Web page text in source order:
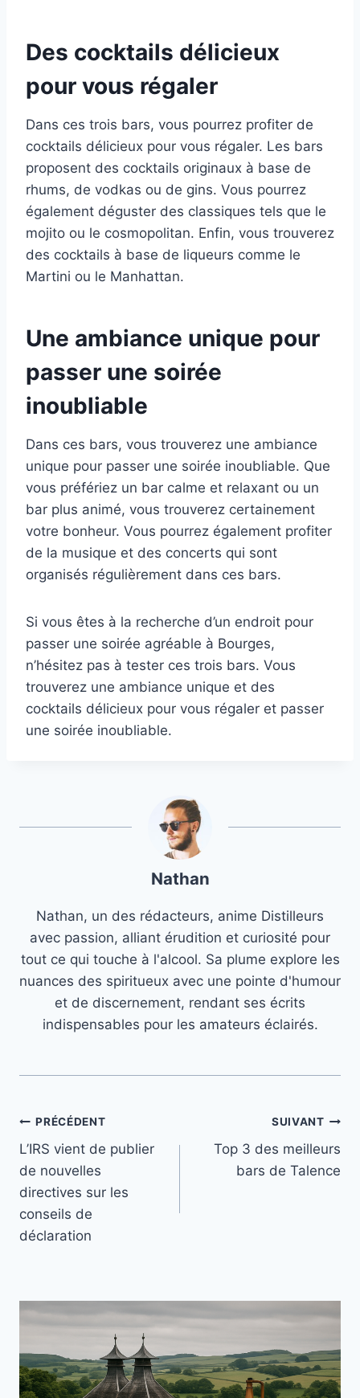
Des cocktails délicieux
pour vous régaler
Dans ces trois bars, vous pourrez profiter de
cocktails délicieux pour vous régaler. Les bars
proposent des cocktails originaux à base de
rhums, de vodkas ou de gins. Vous pourrez
également déguster des classiques tels que le
mojito ou le cosmopolitan. Enfin, vous trouverez
des cocktails à base de liqueurs comme le
Martini ou le Manhattan.
Une ambiance unique pour
passer une soirée
inoubliable
Dans ces bars, vous trouverez une ambiance
unique pour passer une soirée inoubliable. Que
vous préfériez un bar calme et relaxant ou un
bar plus animé, vous trouverez certainement
votre bonheur. Vous pourrez également profiter
de la musique et des concerts qui sont
organisés régulièrement dans ces bars.
Si vous êtes à la recherche d’un endroit pour
passer une soirée agréable à Bourges,
n’hésitez pas à tester ces trois bars. Vous
trouverez une ambiance unique et des
cocktails délicieux pour vous régaler et passer
une soirée inoubliable.
Nathan
Nathan, un des rédacteurs, anime Distilleurs
avec passion, alliant érudition et curiosité pour
tout ce qui touche à l'alcool. Sa plume explore les
nuances des spiritueux avec une pointe d'humour
et de discernement, rendant ses écrits
indispensables pour les amateurs éclairés.
Navigation
de
l’article
PRÉCÉDENT
L’IRS vient de publier
de nouvelles
directives sur les
conseils de
déclaration
SUIVANT
Top 3 des meilleurs
bars de Talence